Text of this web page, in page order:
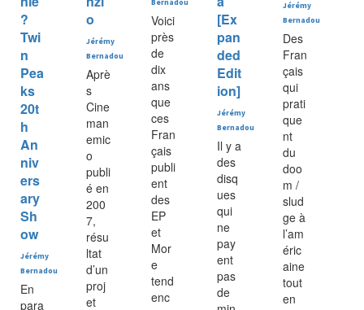
?
Twi
n
Pea
ks
20t
h
An
niv
ers
ary
Sh
ow
Jérémy
Bernadou
En
para
o
Jérémy
Bernadou
Aprè
s
Cine
man
emic
o
publi
é en
200
7,
résu
ltat
d’un
proj
et
Bernadou
Voici
près
de
dix
ans
que
ces
Fran
çais
publi
ent
des
EP
et
Mor
e
tend
enc
[Ex
pan
ded
Edit
ion]
Jérémy
Bernadou
Il y a
des
disq
ues
qui
ne
pay
ent
pas
de
Jérémy
Bernadou
Des
Fran
çais
qui
prati
que
nt
du
doo
m /
slud
ge à
l’am
éric
aine
tout
en